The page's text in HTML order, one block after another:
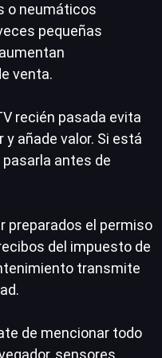
o neumáticos
pequeñas
venta.
recién pasada evita
añade valor. Si está
antes de
preparados el permiso
del impuesto de
transmite
de mencionar todo
sensores,